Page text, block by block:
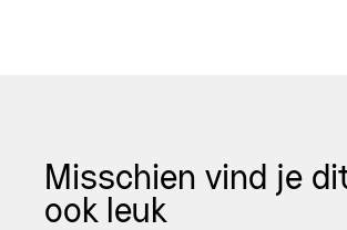
Misschien vind je
ook leuk